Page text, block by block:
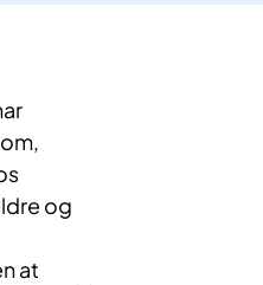
og
at